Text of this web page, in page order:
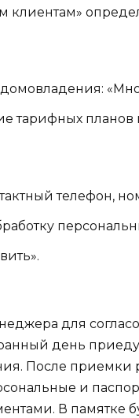
клиентам»
тарифных
телефон,
для
день
После приемки
и
В памятке